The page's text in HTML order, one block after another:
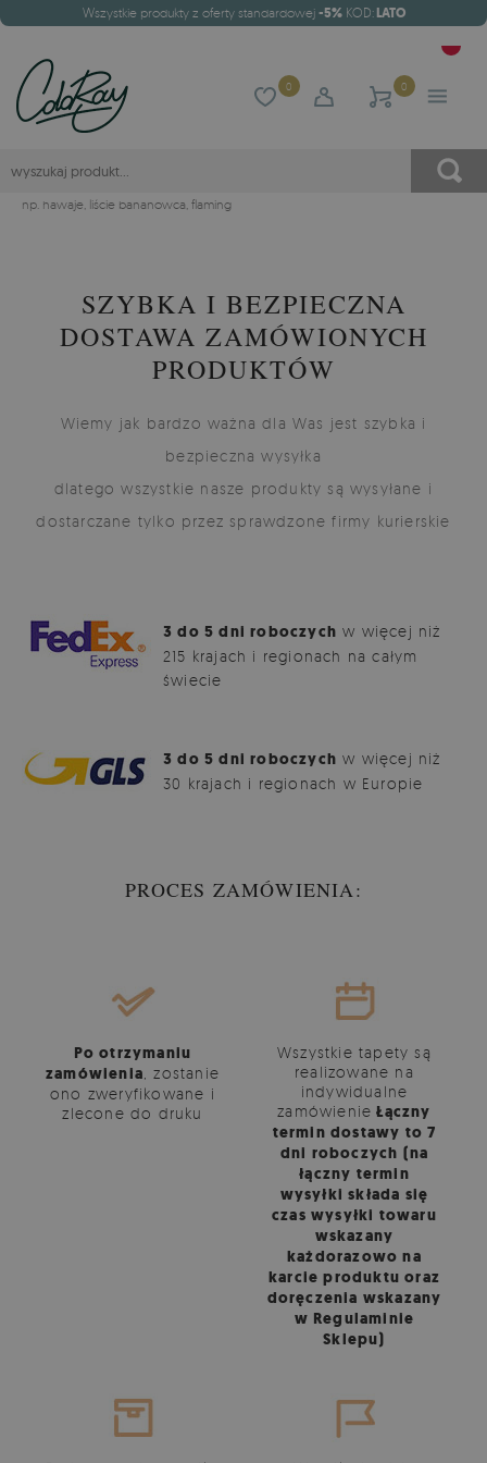
Wszystkie produkty z oferty standardowej -5%KOD:LATO
0 0
np. hawaje, liście bananowca, flaming
SZYBKA I BEZPIECZNA
DOSTAWA ZAMÓWIONYCH
PRODUKTÓW
Wiemy jak bardzo ważna dla Was jest szybka i
bezpieczna wysyłka
dlatego wszystkie nasze produkty są wysyłane i
dostarczane tylko przez sprawdzone firmy kurierskie
3 do 5 dni roboczych w więcej niż
215 krajach i regionach na całym
świecie
3 do 5 dni roboczych w więcej niż
30 krajach i regionach w Europie
PROCES ZAMÓWIENIA:
Po otrzymaniu
zamówienia , zostanie
ono zweryfikowane i
zlecone do druku
Wszystkie tapety są
realizowane na
indywidualne
zamówienie Łączny
termin dostawy to 7
dni roboczych (na
łączny termin
wysyłki składa się
czas wysyłki towaru
wskazany
każdorazowo na
karcie produktu oraz
doręczenia wskazany
w Regulaminie
Sklepu)